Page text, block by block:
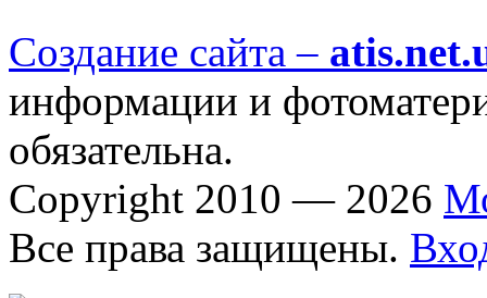
Создание сайта –
информации и
обязательна.
Copyright 2010 — 2026
Все права защищены.